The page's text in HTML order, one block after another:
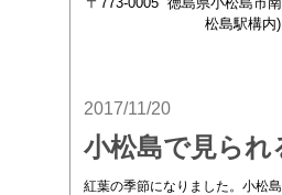
松島駅構内)
2017/11/20
小松島で見られ
紅葉の季節になりました。小松